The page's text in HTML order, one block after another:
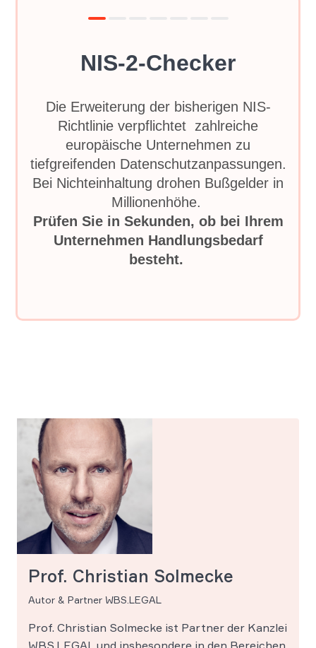
Prof. Christian Solmecke
Autor & Partner WBS.LEGAL
Prof. Christian Solmecke ist Partner der Kanzlei